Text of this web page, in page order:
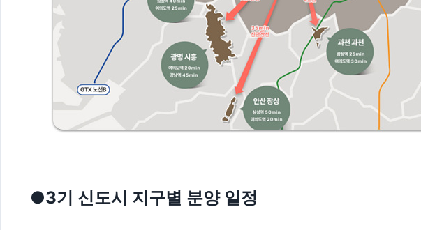
●3기 신도시 지구별 분양 일정